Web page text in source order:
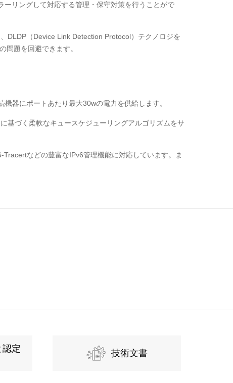
リングして対応する管理・保守対策を行うことがで
DLDP（Device Link Detection Protocol）テクノロジを
問題を回避できます。
器にポートあたり最大30wの電力を供給します。
基づく柔軟なキュースケジューリングアルゴリズムをサ
などの豊富なIPv6管理機能に対応しています。ま
認定
技術文書